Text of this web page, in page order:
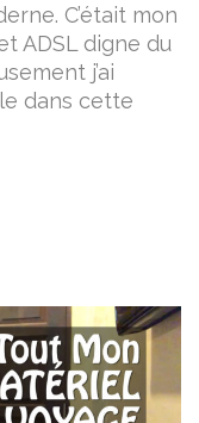
C’était mon
ADSL digne du
j’ai
dans cette